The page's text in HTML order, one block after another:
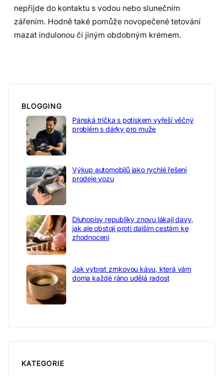
nepřijde do kontaktu s vodou nebo slunečním
zářením. Hodně také pomůže novopečené tetování
mazat indulonou či jiným obdobným krémem.
BLOGGING
Pánská trička s potiskem vyřeší věčný
problém s dárky pro muže
Výkup automobilů jako rychlé řešení
prodeje vozu
Dluhopisy republiky znovu lákají davy,
jak ale obstojí proti dalším cestám ke
zhodnocení
Jak vybrat zrnkovou kávu, která vám
doma každé ráno udělá radost
KATEGORIE